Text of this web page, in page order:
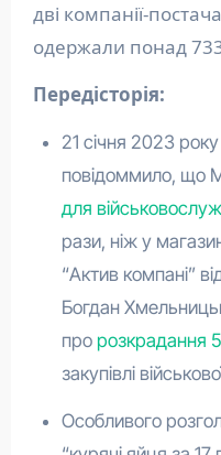
дві компанії-
одержали понад
Передісторія:
21 січня 2023
повідоммило, що
для
рази, ніж у
“Актив компані”
Богдан
про розкрадання
закупівлі
Особливого